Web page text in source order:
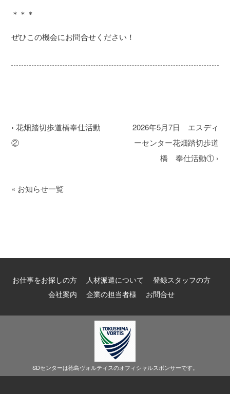
＊＊＊
ぜひこの機会にお問合せください！
2026年5月7日 エスディ
ーセンター花畑踏切歩道
橋 奉仕活動①›
‹花畑踏切歩道橋奉仕活動
②
« お知らせ一覧
お仕事をお探しの方 人材派遣について
登録スタッフの方
会社案内
企業の担当者様 お問合せ
SDセンターは徳島ヴォルティスのオフィシャルスポンサーです。